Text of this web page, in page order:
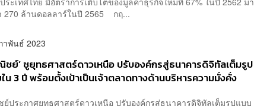
270 ล้านดอลลาร์ในปี 2565 กฤ...
าพันธ์ 2023
ชย์’ ชูยุทธศาสตร์ดาวเหนือ ปรับองค์กรสู่ธนาคารดิจิทัลเต็มรูป
น 3 ปี พร้อมตั้งเป้าเป็นเจ้าตลาดทางด้านบริหารความมั่งคั่ง
ประกาศยุทธศาสตร์ดาวเหนือ ปรับองค์กรสู่ธนาคารดิจิทัลเต็มรูปแบบ